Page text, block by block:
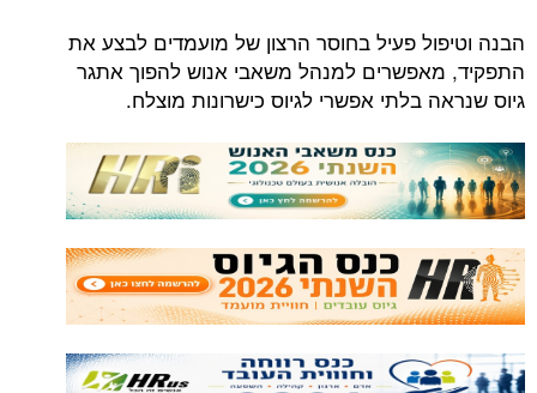
הבנה וטיפול פעיל בחוסר הרצון של מועמדים לבצע את
התפקיד, מאפשרים למנהל משאבי אנוש להפוך אתגר
גיוס שנראה בלתי אפשרי לגיוס כישרונות מוצלח.